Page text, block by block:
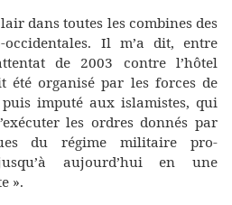
dans toutes les combines des
Il m’a dit, entre
de 2003 contre l’hôtel
été organisé par les forces de
imputé aux islamistes, qui
les ordres donnés par
du régime militaire pro-
aujourd’hui en une
».